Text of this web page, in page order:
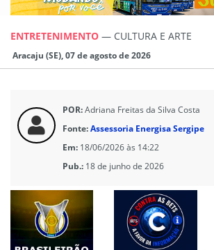
ENTRETENIMENTO — CULTURA E ARTE
Aracaju (SE), 07 de agosto de 2026
POR:Adriana Freitas da Silva Costa
Fonte:Assessoria Energisa Sergipe
Em: 18/06/2026 às 14:22
Pub.: 18 de junho de 2026